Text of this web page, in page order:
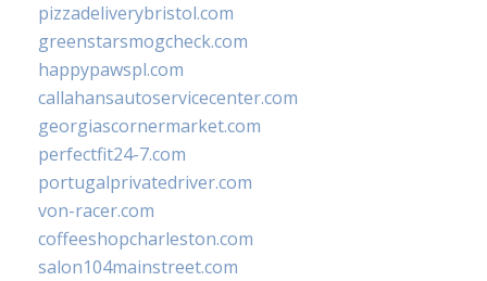
pizzadeliverybristol.com
greenstarsmogcheck.com
happypawspl.com
callahansautoservicecenter.com
georgiascornermarket.com
perfectfit24-7.com
portugalprivatedriver.com
von-racer.com
coffeeshopcharleston.com
salon104mainstreet.com